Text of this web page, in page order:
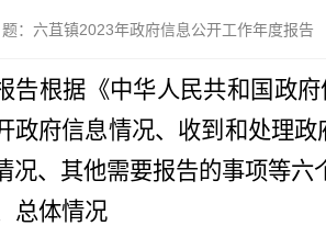
：六苴镇2023年政府信息公开工作年度报告
告根据《中华人民共和国政
政府信息情况、收到和处理
况、其他需要报告的事项等六
总体情况